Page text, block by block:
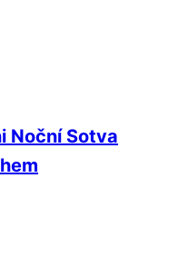
Noční Sotva